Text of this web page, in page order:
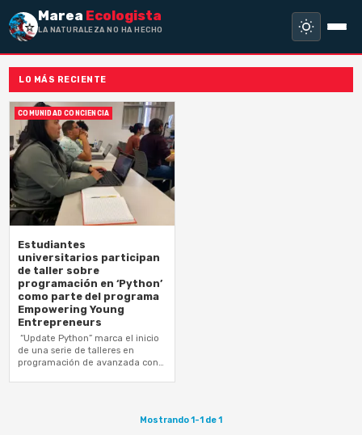
Marea Ecologista
LA NATURALEZA NO HA HECHO ES
LO MÁS RECIENTE
COMUNIDAD CONCIENCIA
Estudiantes
universitarios participan
de taller sobre
programación en ‘Python’
como parte del programa
Empowering Young
Entrepreneurs
“Update Python” marca el inicio
de una serie de talleres en
programación de avanzada con
Mostrando 1-1 de 1